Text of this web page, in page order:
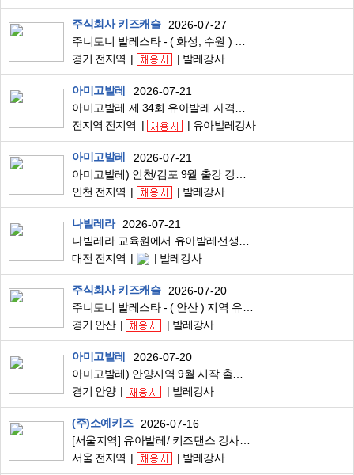
주식회사 키즈캐슬
2026-07-27
경기 전지역
발레강사
아미고발레
2026-07-21
전지역 전지역
유아발레강사
아미고발레
2026-07-21
인천 전지역
발레강사
나빌레라
2026-07-21
대전 전지역
발레강사
주식회사 키즈캐슬
2026-07-20
경기 안산
발레강사
아미고발레
2026-07-20
경기 안양
발레강사
(주)소예키즈
2026-07-16
서울 전지역
발레강사